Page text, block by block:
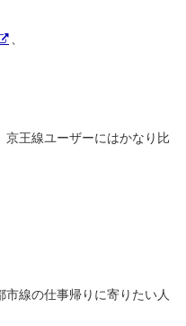
王線ユーザーにはかなり比
線の仕事帰りに寄りたい人